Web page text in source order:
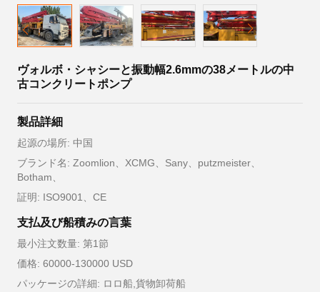
ヴォルボ・シャシーと振動幅2.6mmの38メートルの中
古コンクリートポンプ
製品詳細
起源の場所: 中国
ブランド名: Zoomlion、XCMG、Sany、putzmeister、
Botham、
証明: ISO9001、CE
支払及び船積みの言葉
最小注文数量: 第1節
価格: 60000-130000 USD
パッケージの詳細: ロロ船,貨物卸荷船